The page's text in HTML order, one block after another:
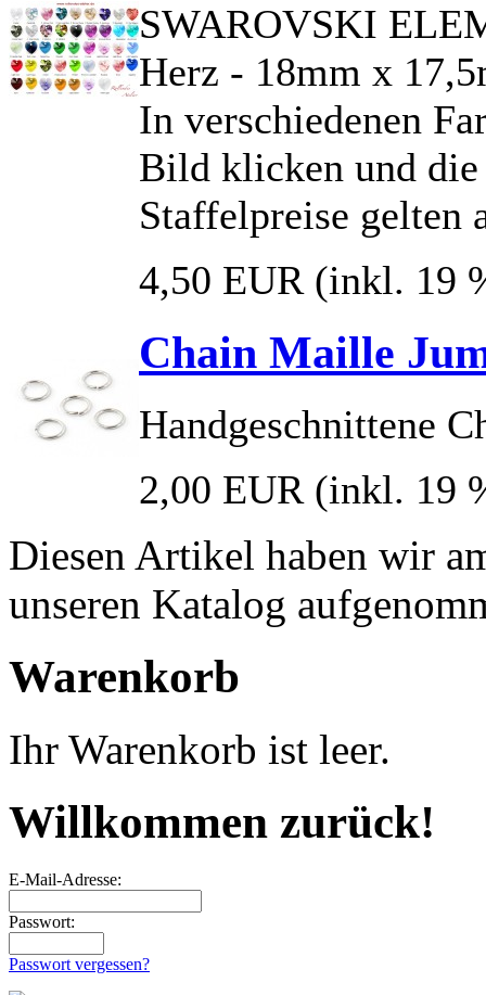
SWAROVSKI
Herz - 18mm x
In verschiedenen
Bild klicken und die
Staffelpreise gelten
4,50 EUR (inkl. 19
Chain Maille
Handgeschnittene
2,00 EUR (inkl. 19
Diesen Artikel haben wir
unseren Katalog
Warenkorb
Ihr Warenkorb ist leer.
Willkommen zurück!
E-Mail-Adresse:
Passwort:
Passwort vergessen?